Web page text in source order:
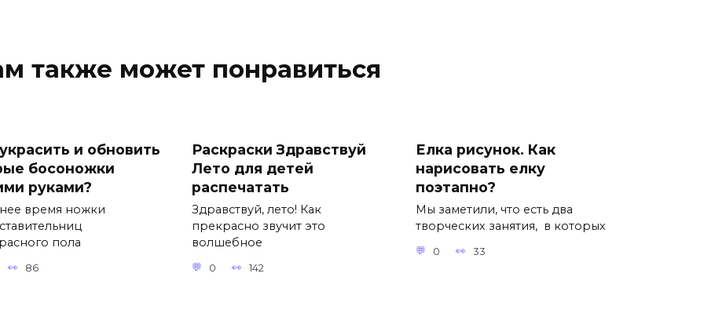
также может понравиться
и обновить
босоножки
руками?
время ножки
пола
86
Раскраски Здравствуй
Лето для детей
распечатать
Здравствуй, лето! Как
прекрасно звучит это
волшебное
0 142
Елка рисунок. Как
нарисовать елку
поэтапно?
Мы заметили, что есть два
творческих занятия, в которых
0 33